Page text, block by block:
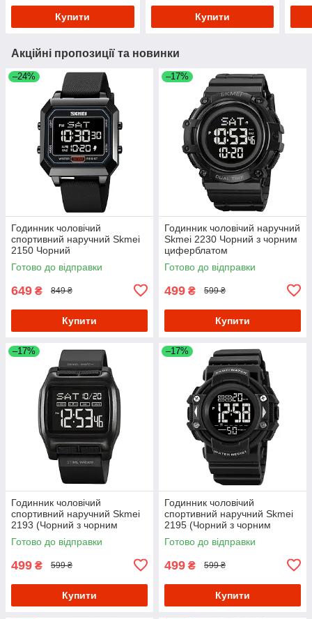
Купити Купити
Акційні пропозиції та новинки
–24%
Годинник чоловічий
спортивний наручний Skmei
2150 Чорний
Готово до відправки
649 ₴ 849 ₴
Купити
–17%
Годинник чоловічий наручний
Skmei 2230 Чорний з чорним
циферблатом
Готово до відправки
499 ₴ 599 ₴
Купити
–17%
Годинник чоловічий
спортивний наручний Skmei
2193 (Чорний з чорним
циферблатом)
Готово до відправки
499 ₴ 599 ₴
Купити
–17%
Годинник чоловічий
спортивний наручний Skmei
2195 (Чорний з чорним
циферблатом)
Готово до відправки
499 ₴ 599 ₴
Купити